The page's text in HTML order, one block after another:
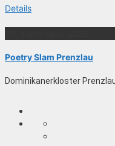
Details
Poetry Slam Prenzlau
Dominikanerkloster